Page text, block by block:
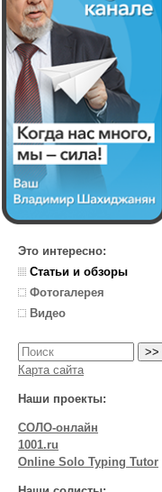
Это интересно:
Статьи и обзоры
Фотогалерея
Видео
Карта сайта
Наши проекты:
СОЛО-онлайн
1001.ru
Online Solo Typing Tutor